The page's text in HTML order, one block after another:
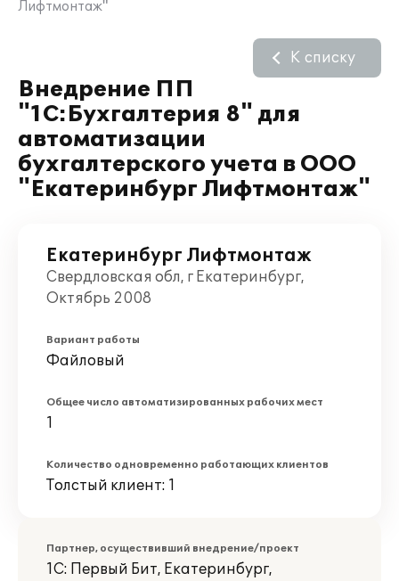
Лифтмонтаж"
Внедрение ПП
"1С:Бухгалтерия 8" для
автоматизации
бухгалтерского учета в ООО
"Екатеринбург Лифтмонтаж"
К списку
Екатеринбург Лифтмонтаж
Свердловская обл, г Екатеринбург,
Октябрь 2008
Вариант работы
Файловый
Общее число автоматизированных рабочих мест
1
Количество одновременно работающих клиентов
Толстый клиент: 1
Партнер, осуществивший внедрение/проект
1С: Первый Бит, Екатеринбург,